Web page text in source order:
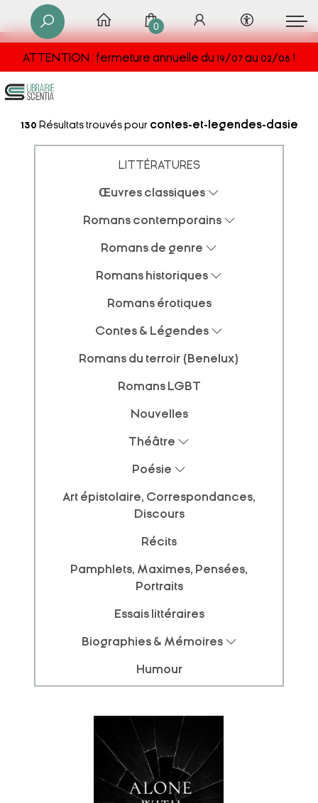
ATTENTION : fermeture annuelle du 19/07 au 02/08 !
0
130 Résultats trouvés pour contes-et-legendes-dasie
LITTÉRATURES
Œuvres classiques
Romans contemporains
Romans de genre
Romans historiques
Romans érotiques
Contes & Légendes
Romans du terroir (Benelux)
Romans LGBT
Nouvelles
Théâtre
Poésie
Art épistolaire, Correspondances,
Discours
Récits
Pamphlets, Maximes, Pensées,
Portraits
Essais littéraires
Biographies & Mémoires
Humour